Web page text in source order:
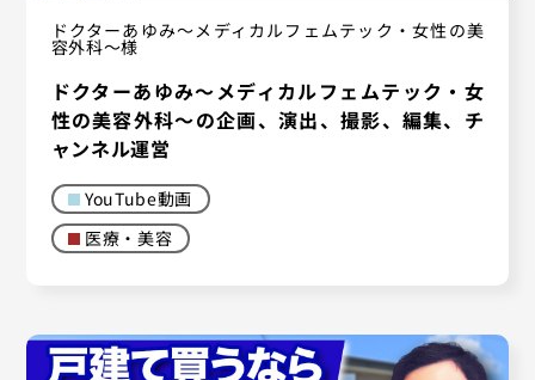
ドクターあゆみ〜メディカルフェムテック・女性の美
容外科〜様
ドクターあゆみ〜メディカルフェムテック・女
性の美容外科〜の企画、演出、撮影、編集、チ
ャンネル運営
YouTube動画
医療・美容